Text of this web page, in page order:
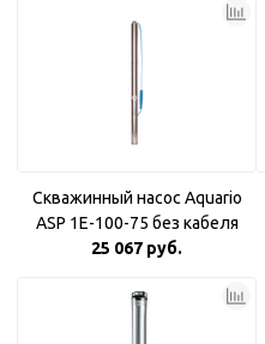
Скважинный насос Aquario
ASP 1E-100-75 без кабеля
25 067 руб.